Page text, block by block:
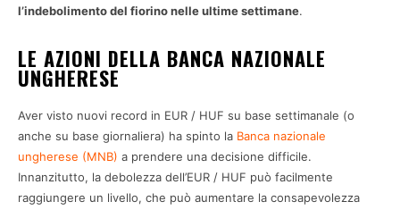
l’indebolimento del fiorino nelle ultime settimane.
LE AZIONI DELLA BANCA NAZIONALE
UNGHERESE
Aver visto nuovi record in EUR / HUF su base settimanale (o
anche su base giornaliera) ha spinto la Banca nazionale
ungherese (MNB) a prendere una decisione difficile.
Innanzitutto, la debolezza dell’EUR / HUF può facilmente
raggiungere un livello, che può aumentare la consapevolezza